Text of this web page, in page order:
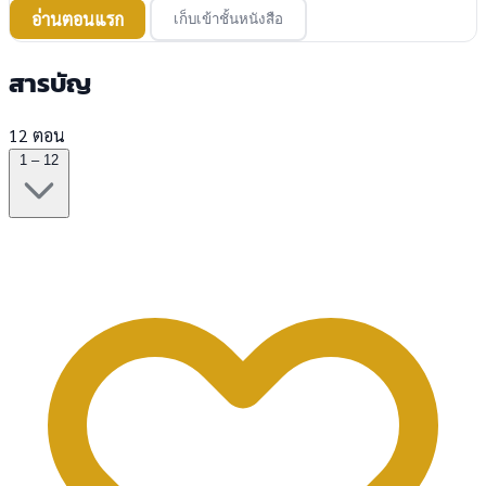
อ่านตอนแรก เก็บเข้าชั้นหนังสือ
สารบัญ
12 ตอน
1 – 12